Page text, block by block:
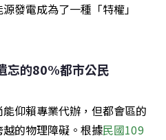
發電成為了一種「特權」
的80%都市公民
仰賴專業代辦，但都會區的
的物理障礙。根據民國109